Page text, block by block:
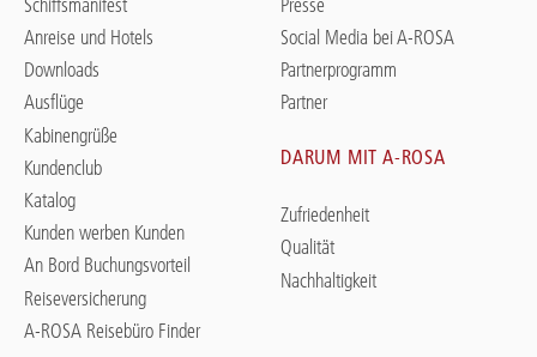
Anreise und Hotels
Downloads
Ausflüge
Kabinengrüße
Kundenclub
Katalog
Kunden werben Kunden
An Bord Buchungsvorteil
Reiseversicherung
A-ROSA Reisebüro Finder
Social Media bei A-ROSA
Partnerprogramm
Partner
DARUM MIT A-ROSA
Zufriedenheit
Qualität
Nachhaltigkeit